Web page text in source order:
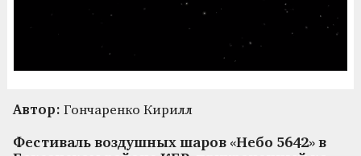
Автор: Гончаренко Кирилл
Фестиваль воздушных шаров «Небо 5642» в